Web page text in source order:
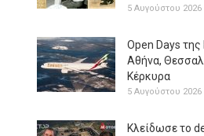
5 Αυγούστου 2026
Open Days
Αθήνα,
Κέρκυρα
5 Αυγούστου 2026
Κλείδωσε το